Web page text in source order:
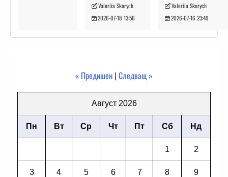
Valeriia Skorych
2026-07-18 13:56
Valeriia Skorych
2026-07-16 23:49
« Предишен | Следващ »
Август 2026
Пн Вт Ср Чт Пт Сб Нд
1 2
3 4 5 6 7 8 9